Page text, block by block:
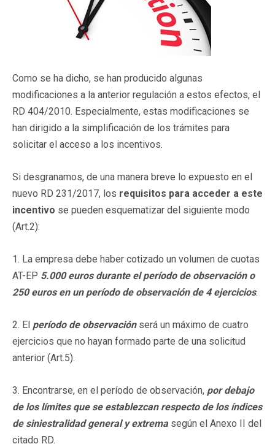
Como se ha dicho, se han producido algunas
modificaciones a la anterior regulación a estos efectos, el
RD 404/2010. Especialmente, estas modificaciones se
han dirigido a la simplificación de los trámites para
solicitar el acceso a los incentivos.
Si desgranamos, de una manera breve lo expuesto en el
nuevo RD 231/2017, los requisitos para acceder a este
incentivo se pueden esquematizar del siguiente modo
(Art.2):
1. La empresa debe haber cotizado un volumen de cuotas
AT-EP 5.000 euros durante el período de observación o
250 euros en un período de observación de 4 ejercicios.
2. El período de observaciónserá un máximo de cuatro
ejercicios que no hayan formado parte de una solicitud
anterior (Art.5).
3. Encontrarse, en el período de observación, por debajo
de los límites que se establezcan respecto de los índices
de siniestralidad general y extrema según el Anexo II del
citado RD.